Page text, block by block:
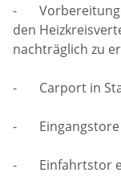
- Vorbereitung
den
nachträglich zu
- Carport in
- Eingangstore
- Einfahrtstor